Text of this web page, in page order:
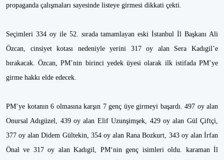
propaganda çalışmaları sayesinde listeye girmesi dikkati çekti.
Seçimleri 334 oy ile 52. sırada tamamlayan eski İstanbul İl Başkanı Ali
Özcan, cinsiyet kotası nedeniyle yerini 317 oy alan Sera Kadıgil’e
bırakacak. Özcan, PM’nin birinci yedek üyesi olarak ilk istifada PM’ye
girme hakkı elde edecek.
PM’ye kotanın 6 olmasına karşın 7 genç üye girmeyi başardı. 497 oy alan
Onursal Adıgüzel, 439 oy alan Elif Uzunşimşek, 429 oy alan Gül Çiftçi,
377 oy alan Didem Gültekin, 354 oy alan Rana Bozkurt, 343 oy alan İrfan
Önal ve 317 oy alan Kadıgil, PM‘nin genç isimleri oldu. karaman İl